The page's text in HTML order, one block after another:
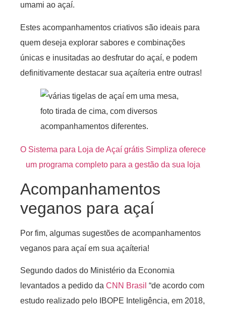
umami ao açaí.
Estes acompanhamentos criativos são ideais para
quem deseja explorar sabores e combinações
únicas e inusitadas ao desfrutar do açaí, e podem
definitivamente destacar sua açaíteria entre outras!
O Sistema para Loja de Açaí grátis Simpliza oferece
um programa completo para a gestão da sua loja
Acompanhamentos
veganos para açaí
Por fim, algumas sugestões de acompanhamentos
veganos para açaí em sua açaíteria!
Segundo dados do Ministério da Economia
levantados a pedido da CNN Brasil “de acordo com
estudo realizado pelo IBOPE Inteligência, em 2018,